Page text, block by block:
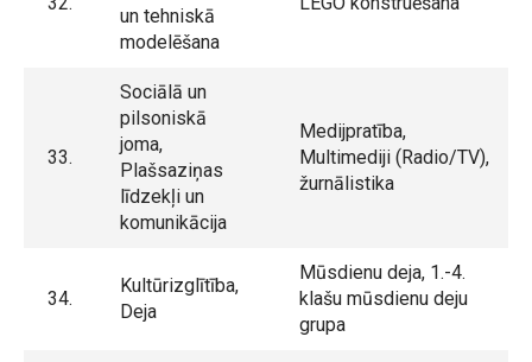
un tehniskā
modelēšana
33.
Sociālā un
pilsoniskā
joma,
Plašsaziņas
līdzekļi un
komunikācija
Medijpratība,
Multimediji (Radio/TV),
žurnālistika
34.
Kultūrizglītība,
Deja
Mūsdienu deja, 1.-4.
klašu mūsdienu deju
grupa